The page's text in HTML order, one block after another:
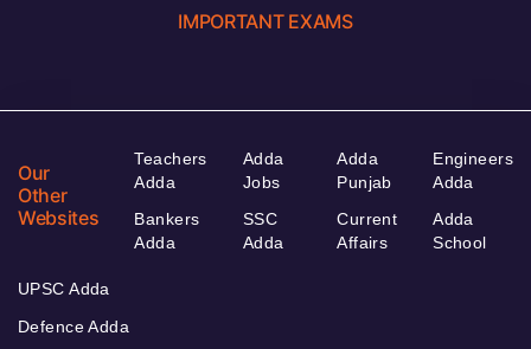
IMPORTANT EXAMS
Our
Other
Websites
Teachers
Adda
Bankers
Adda
Adda
Jobs
SSC
Adda
Adda
Punjab
Current
Affairs
Engineers
Adda
Adda
School
UPSC Adda
Defence Adda